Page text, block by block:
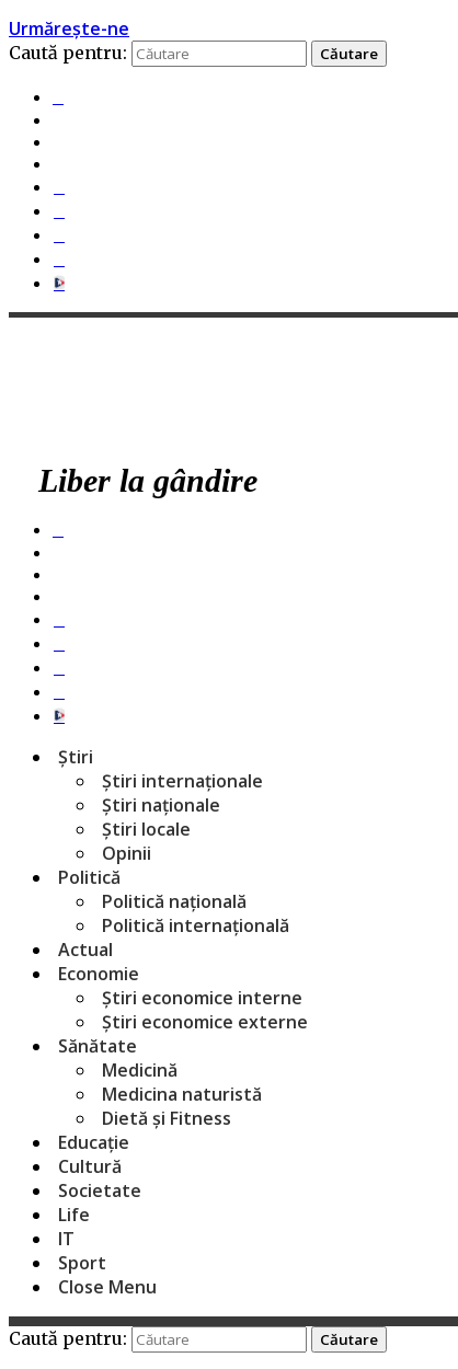
Urmărește-ne
Caută pentru:
Liber la gândire
Știri
Știri internaționale
Știri naționale
Știri locale
Opinii
Politică
Politică națională
Politică internațională
Actual
Economie
Știri economice interne
Știri economice externe
Sănătate
Medicină
Medicina naturistă
Dietă și Fitness
Educație
Cultură
Societate
Life
IT
Sport
Close Menu
Caută pentru: